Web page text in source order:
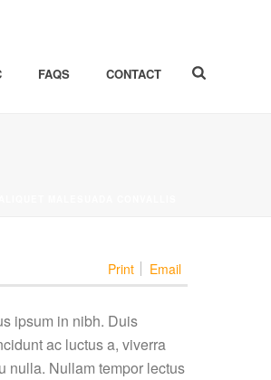
FAQS CONTACT
Print Email
ipsum in nibh. Duis
ac luctus a, viverra
nulla. Nullam tempor lectus